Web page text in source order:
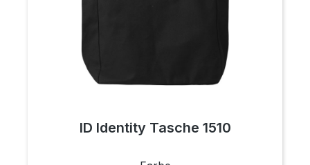
ID Identity Tasche 1510